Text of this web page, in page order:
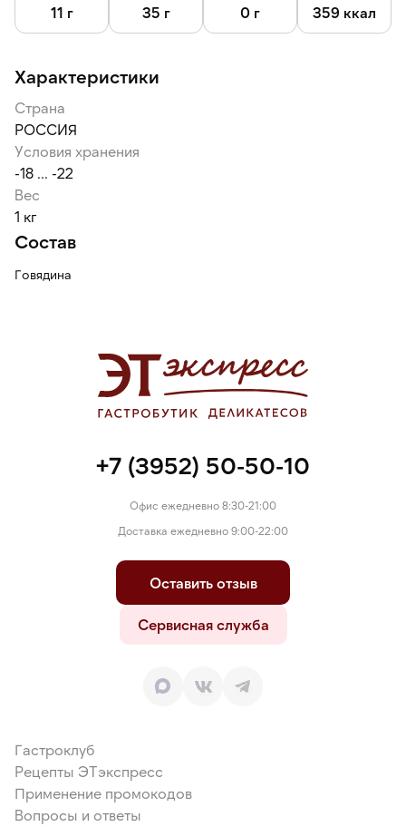
11 г 35 г 0 г 359 ккал
Характеристики
Страна
РОССИЯ
Условия хранения
-18 ... -22
Вес
1 кг
Состав
Говядина
+7 (3952) 50-50-10
Офис ежедневно 8:30-21:00
Доставка ежедневно 9:00-22:00
Оставить отзыв
Сервисная служба
Гастроклуб
Рецепты ЭТэкспресс
Применение промокодов
Вопросы и ответы